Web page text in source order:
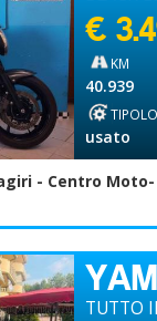
€
KM
40.939
usato
- Centro Moto-
TUTTO